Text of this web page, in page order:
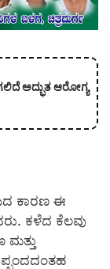
ಅದ್ಭುತ ಆರೋಗ್ಯ
ಕಾರಣ ಈ
ಕಳೆದ ಕೆಲವು